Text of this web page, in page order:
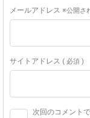
メールアドレス ※公開さ
サイトアドレス ( 必須 )
次回のコメント